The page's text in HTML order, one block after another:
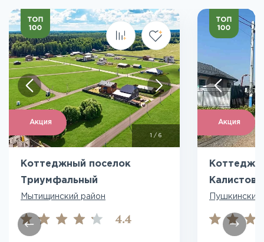
Акция
1 / 6
Коттеджный поселок
Триумфальный
Мытищинский район
4.4
Акция
Калистово
Пушкинский